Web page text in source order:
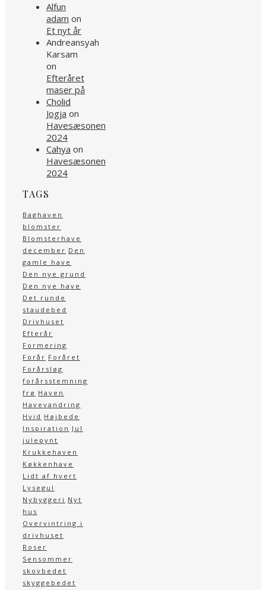
Alfun
adam on
Et nyt år
Andreansyah
Karsam
on
Efteråret
maser på
Cholid
Jogja on
Havesæsonen
2024
Cahya on
Havesæsonen
2024
TAGS
Baghaven
blomster
Blomsterhave
december Den
gamle have
Den nye grund
Den nye have
Det runde
staudebed
Drivhuset
Efterår
Formering
Forår Foråret
Forårsløg
forårsstemning
frø Haven
Havevandring
Hvid Højbede
Inspiration Jul
julepynt
Krukkehaven
Køkkenhave
Lidt af hvert
Lysegul
Nybyggeri Nyt
hus
Overvintring i
drivhuset
Roser
Sensommer
skovbedet
skyggebedet